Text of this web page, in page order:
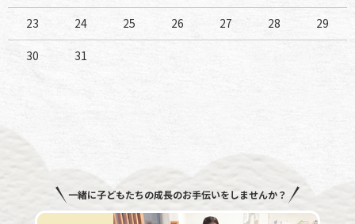
23 24 25 26 27 28 29
30 31
一緒に子どもたちの成長のお手伝いをしませんか？